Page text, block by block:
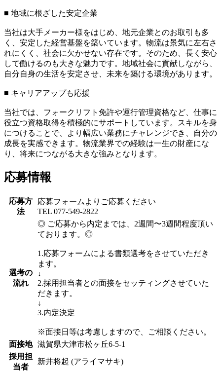
■ 地域に根ざした安定企業
当社は大手メーカー様をはじめ、地元企業とのお取引も多
く、安定した経営基盤を築いています。物流は景気に左右さ
れにくく、社会に欠かせない存在です。そのため、長く安心
して働けるのも大きな魅力です。地域社会に貢献しながら、
自分自身の生活を安定させ、未来を築ける環境があります。
■ キャリアアップも応援
当社では、フォークリフト免許や運行管理資格など、仕事に
役立つ資格取得を積極的にサポートしています。スキルを身
につけることで、より幅広い業務にチャレンジでき、自分の
成長を実感できます。物流業界での経験は一生の財産にな
り、将来につながる大きな強みとなります。
応募情報
応募方
法
応募フォームよりご応募ください
TEL 077-549-2822
選考の
流れ
◎ ご応募から内定までは、2週間〜3週間程度頂い
ております。◎
1.応募フォームによる書類選考をさせていただき
ます。
↓
2.採用担当者との面接をセッティングさせていた
だきます。
↓
3.内定決定
※面接日等は考慮しますので、ご相談ください。
面接地
滋賀県大津市松ヶ丘6-5-1
採用担
当者
新井将起 (アライマサキ)